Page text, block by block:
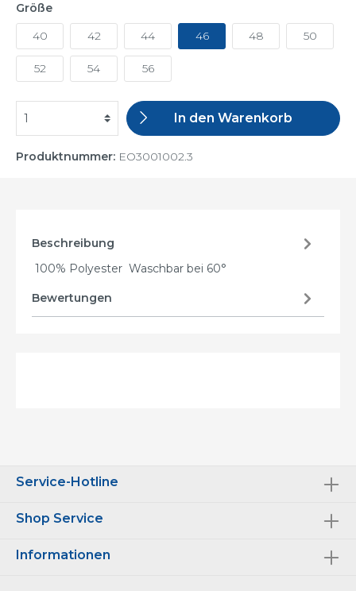
Größe
40
42 44 46 48 50
52 54 56
In den Warenkorb
Produktnummer: EO3001002.3
Beschreibung
100% Polyester Waschbar bei 60°
Bewertungen
Service-Hotline
Shop Service
Informationen